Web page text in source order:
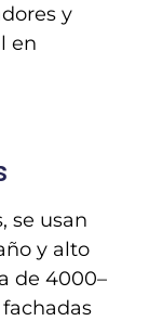
y
en
se usan
y alto
de 4000–